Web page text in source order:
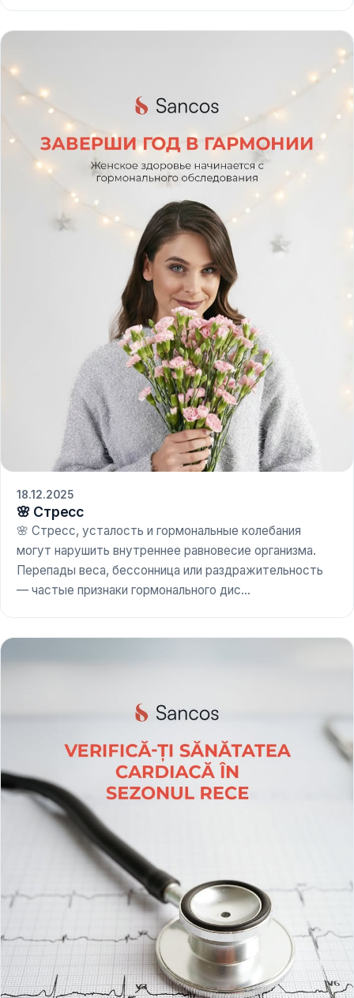
18.12.2025
🌸 Стресс
🌸 Стресс, усталость и гормональные колебания
могут нарушить внутреннее равновесие организма.
Перепады веса, бессонница или раздражительность
— частые признаки гормонального дис...